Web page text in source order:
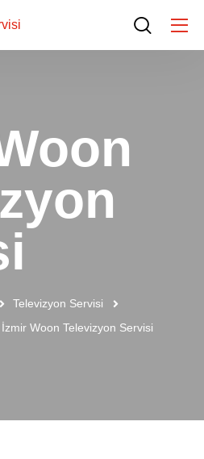
Televizyon Servisi
İzmir Woon Televizyon Servisi